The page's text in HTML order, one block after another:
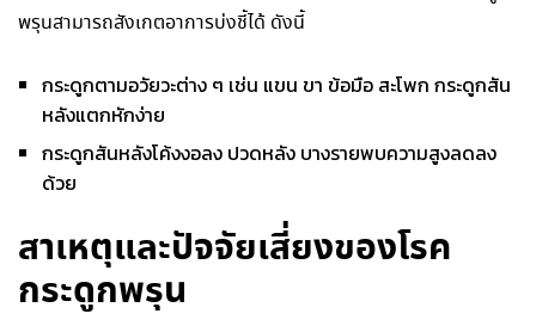
พรุนสามารถสังเกตอาการบ่งชี้ได้ ดังนี้
กระดูกตามอวัยวะต่าง ๆ เช่น แขน ขา ข้อมือ สะโพก กระดูกสัน
หลังแตกหักง่าย
กระดูกสันหลังโค้งงอลง ปวดหลัง บางรายพบความสูงลดลง
ด้วย
สาเหตุและปัจจัยเสี่ยงของโรค
กระดูกพรุน